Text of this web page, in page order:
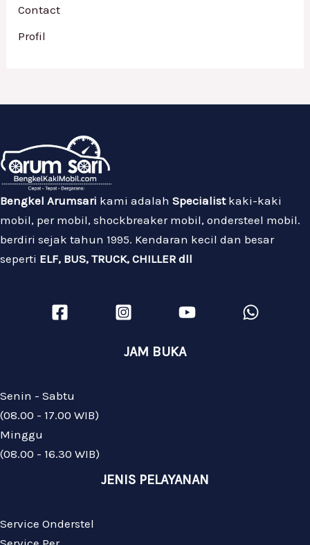
Contact
Profil
Bengkel Arumsari kami adalah Specialistkaki-kaki
mobil, per mobil, shockbreaker mobil, ondersteel mobil.
berdiri sejak tahun 1995. Kendaran kecil dan besar
seperti ELF, BUS, TRUCK, CHILLER dll
JAM BUKA
Senin - Sabtu
(08.00 - 17.00 WIB)
Minggu
(08.00 - 16.30 WIB)
JENIS PELAYANAN
Service Onderstel